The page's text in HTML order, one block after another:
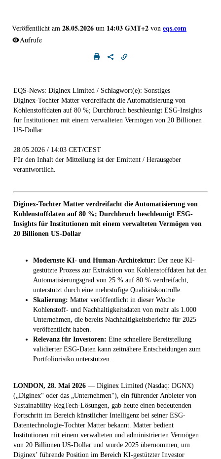
Veröffentlicht am 28.05.2026 um 14:03 GMT+2 von eqs.com
Aufrufe
EQS-News: Diginex Limited / Schlagwort(e): Sonstiges
Diginex-Tochter Matter verdreifacht die Automatisierung von
Kohlenstoffdaten auf 80 %; Durchbruch beschleunigt ESG-Insights
für Institutionen mit einem verwalteten Vermögen von 20 Billionen
US-Dollar
28.05.2026 / 14:03 CET/CEST
Für den Inhalt der Mitteilung ist der Emittent / Herausgeber
verantwortlich.
Diginex-Tochter Matter verdreifacht die Automatisierung von
Kohlenstoffdaten auf 80 %; Durchbruch beschleunigt ESG-
Insights für Institutionen mit einem verwalteten Vermögen von
20 Billionen US-Dollar
Modernste KI- und Human-Architektur: Der neue KI-
gestützte Prozess zur Extraktion von Kohlenstoffdaten hat den
Automatisierungsgrad von 25 % auf 80 % verdreifacht,
unterstützt durch eine mehrstufige Qualitätskontrolle.
Skalierung: Matter veröffentlicht in dieser Woche
Kohlenstoff- und Nachhaltigkeitsdaten von mehr als 1.000
Unternehmen, die bereits Nachhaltigkeitsberichte für 2025
veröffentlicht haben.
Relevanz für Investoren: Eine schnellere Bereitstellung
validierter ESG-Daten kann zeitnähere Entscheidungen zum
Portfoliorisiko unterstützen.
LONDON, 28. Mai 2026 — Diginex Limited (Nasdaq: DGNX)
(„Diginex“ oder das „Unternehmen“), ein führender Anbieter von
Sustainability-RegTech-Lösungen, gab heute einen bedeutenden
Fortschritt im Bereich künstlicher Intelligenz bei seiner ESG-
Datentechnologie-Tochter Matter bekannt. Matter bedient
Institutionen mit einem verwalteten und administrierten Vermögen
von 20 Billionen US-Dollar und wurde 2025 übernommen, um
Diginex’ führende Position im Bereich KI-gestützter Investor